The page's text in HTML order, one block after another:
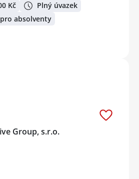
Kč
Plný úvazek
absolventy
Group, s.r.o.